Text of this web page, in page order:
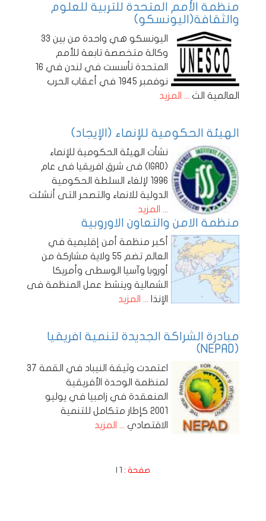
منظمة الأمم المتحدة للتربية للعلوم
والثقافة(اليونسكو)
اليونسكو هي واحدة من بين 33
وكالة متخصصة تابعة للأمم
المتحدة تأسست في لندن في 16
نوفمبر 1945 في أعقاب الحرب
العالمية الث ... المزيد
الهيئة الحكومية للإنماء (الإيجاد)
نشأت الهيئة الحكومية للإنماء
(IGAD) فى شرق افريقيا فى عام
1996 لإلغاء السلطة الحكومية
الدولية للانماء والتصحر التى أنشئت
... المزيد
منظمة الامن والتعاون الاوروبية
أكبر منظمة أمن إقليمية في
العالم تضم 55 ولاية مشاركة من
أوروبا وآسيا الوسطى وأمريكا
الشمالية وينشط عمل المنظمة فى
الإنذا ... المزيد
مبادرة الشراكة الجديدة لتنمية افريقيا
(NEPAD)
اعتمدت وثيقة النيباد في القمة 37
لمنظمة الوحدة الأفريقية
المنعقدة في زامبيا في يوليو
2001 كإطار متكامل للتنمية
الاقتصادي ... المزيد
صفحة : 1